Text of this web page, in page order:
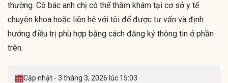
thường. Cô bác anh chị có thể thăm khám tại cơ sở y tế
chuyên khoa hoặc liên hệ với tôi để được tư vấn và định
hướng điều trị phù hợp bằng cách đăng ký thông tin ở phần
trên.
Cập nhật - 3 tháng 3, 2026 lúc 15:03